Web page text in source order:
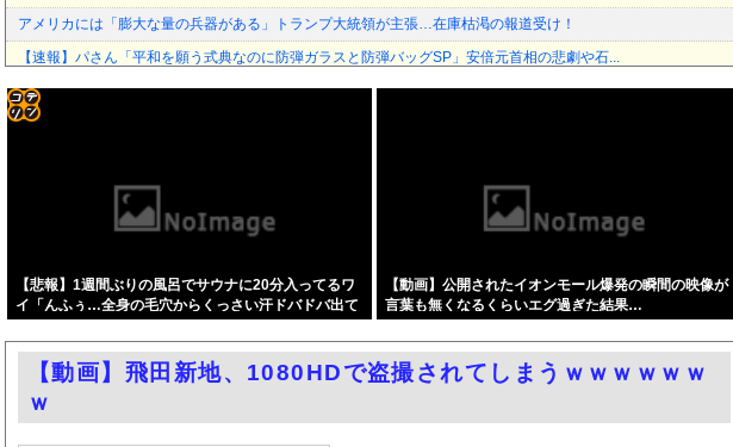
アメリカには「膨大な量の兵器がある」トランプ大統領が主張…在庫枯渇の報道受け！
【速報】パさん「平和を願う式典なのに防弾ガラスと防弾バッグSP」安倍元首相の悲劇や石...
【朗報】中居正広さん、また聖人エピソードが追加されるｗｗｗｗｗ
韓国サッカー協会、Ｗ杯アジア予選で外国人審判員に性的接待か…韓国放送局が独占報道
【速報】ホロライブのVtuber、劇場版メイドインアビスの主題歌決定wwwwwwww...
【ニュース】 韓国が熊本被災地に水を支援 ⇒ トイレの水にｗｗｗｗｗｗｗ
似鳥沙也加、ヌード写真集がエロい！乳首おっぱい露出ショット、最高！
【大阪】マスコミ「警察官が発砲し“刃物男”死亡！」 → ネットで拡散された現場の無修...
職場の人妻と不倫をして、ついに、、、
【朗報】Amazon、汗が飛び散る灼熱の「マンガ毎週末セール（50%還元）」を開催！
【悲報】1週間ぶりの風呂でサウナに20分入ってるワ
イ「んふぅ…全身の毛穴からくっさい汗ドバドバ出て
【動画】公開されたイオンモール爆発の瞬間の映像が
言葉も無くなるくらいエグ過ぎた結果…
自動
更新
【動画】飛田新地、1080HDで盗撮されてしまうｗｗｗｗｗｗ
ｗ